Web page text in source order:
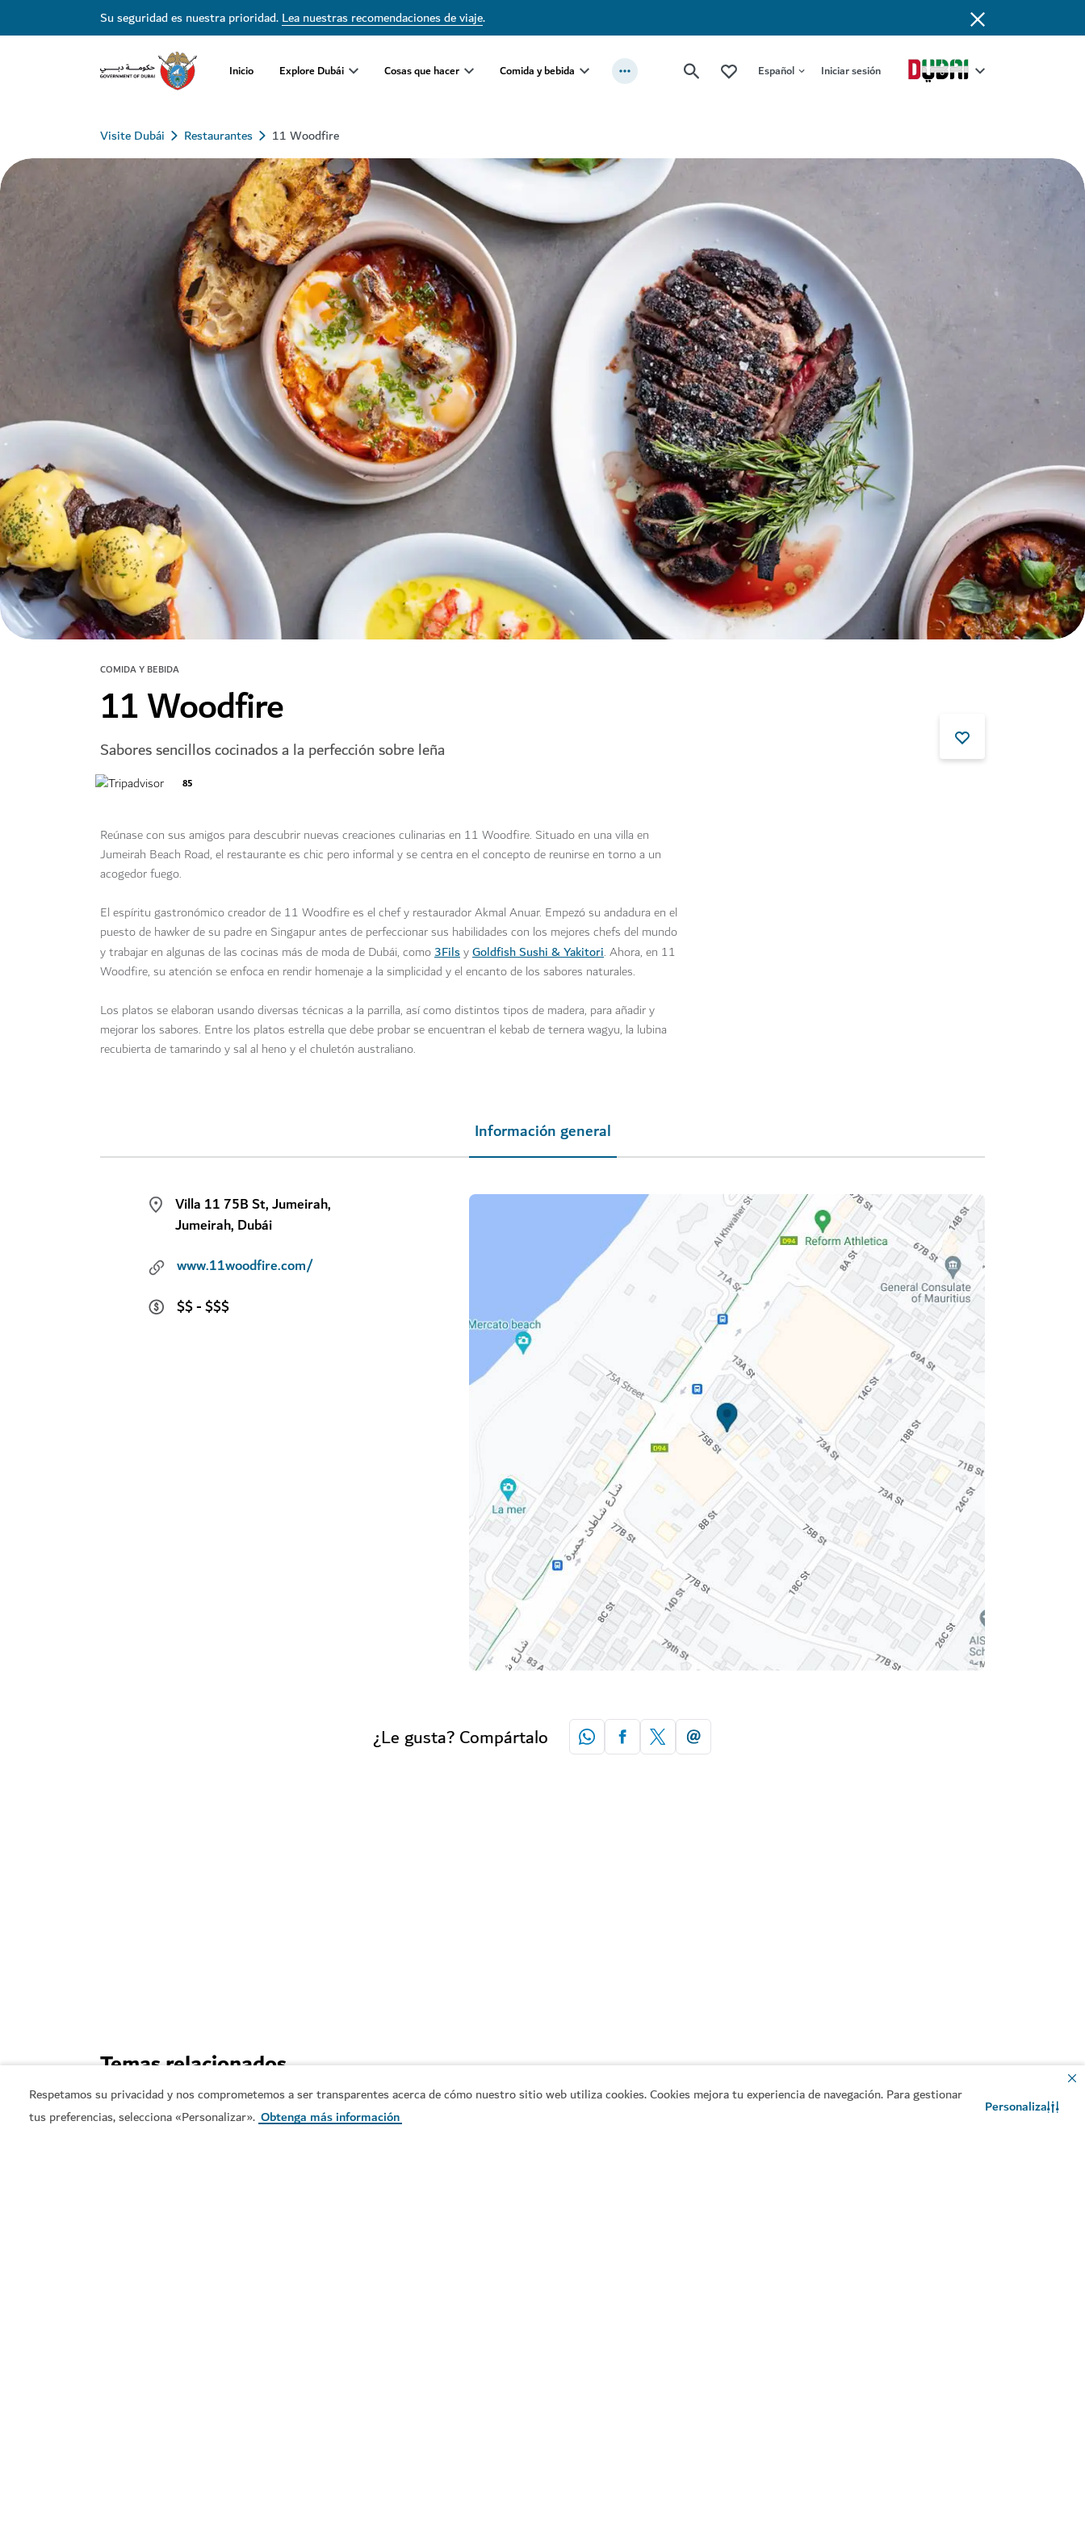
Respetamos su privacidad y nos comprometemos a ser transparentes acerca de cómo nuestro sitio web utiliza cookies. Cookies mejora tu experiencia de navegación. Para gestionar
tus preferencias, selecciona «Personalizar». Obtenga más información Personaliza
Su seguridad es nuestra prioridad.Lea nuestras recomendaciones de viaje.
Inicio Explore Dubái Cosas que hacer Comida y bebida Español Iniciar sesión
Visite Dubái Restaurantes 11 Woodfire
COMIDA Y BEBIDA
11 Woodfire
Sabores sencillos cocinados a la perfección sobre leña
85
Reúnase con sus amigos para descubrir nuevas creaciones culinarias en 11 Woodfire. Situado en una villa en
Jumeirah Beach Road, el restaurante es chic pero informal y se centra en el concepto de reunirse en torno a un
acogedor fuego.
El espíritu gastronómico creador de 11 Woodfire es el chef y restaurador Akmal Anuar. Empezó su andadura en el
puesto de hawker de su padre en Singapur antes de perfeccionar sus habilidades con los mejores chefs del mundo
y trabajar en algunas de las cocinas más de moda de Dubái, como3FilsyGoldfish Sushi & Yakitori. Ahora, en 11
Woodfire, su atención se enfoca en rendir homenaje a la simplicidad y el encanto de los sabores naturales.
Los platos se elaboran usando diversas técnicas a la parrilla, así como distintos tipos de madera, para añadir y
mejorar los sabores. Entre los platos estrella que debe probar se encuentran el kebab de ternera wagyu, la lubina
recubierta de tamarindo y sal al heno y el chuletón australiano.
Información general
Villa 11 75B St, Jumeirah,
Jumeirah, Dubái
www.11woodfire.com/
$$ - $$$
¿Le gusta? Compártalo
Temas relacionados
#Comida y bebida #Restaurantes informales #Restaurantes #Novedades y tendencias #Guía Michelin
Una estrella Michelin